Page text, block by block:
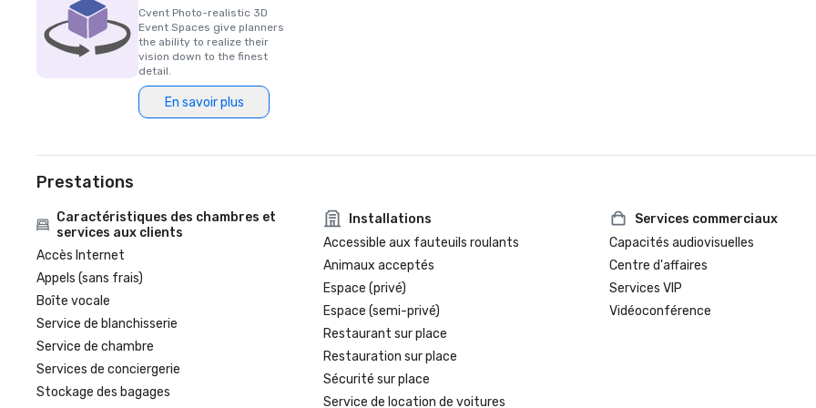
Cvent Photo-realistic 3D
Event Spaces give planners
the ability to realize their
vision down to the finest
detail.
En savoir plus
Prestations
Caractéristiques des chambres et
services aux clients
Accès Internet
Appels (sans frais)
Boîte vocale
Service de blanchisserie
Service de chambre
Services de conciergerie
Stockage des bagages
Installations
Accessible aux fauteuils roulants
Animaux acceptés
Espace (privé)
Espace (semi-privé)
Restaurant sur place
Restauration sur place
Sécurité sur place
Service de location de voitures
Services commerciaux
Capacités audiovisuelles
Centre d'affaires
Services VIP
Vidéoconférence